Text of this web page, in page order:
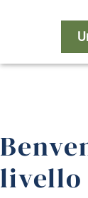
livello